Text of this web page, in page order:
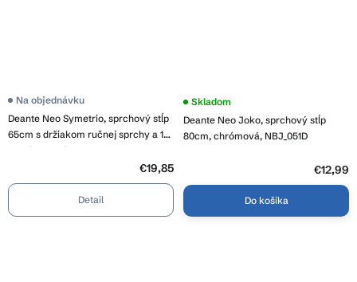
Deante Neo Symetrio, sprchový stĺp
65cm s držiakom ručnej sprchy a 1-
funkčnou ručnou hlavicou,
Na objednávku
€19,85
Detail
Deante Neo Joko, sprchový stĺp
80cm, chrómová, NBJ_051D
Skladom
€12,99
Do košíka